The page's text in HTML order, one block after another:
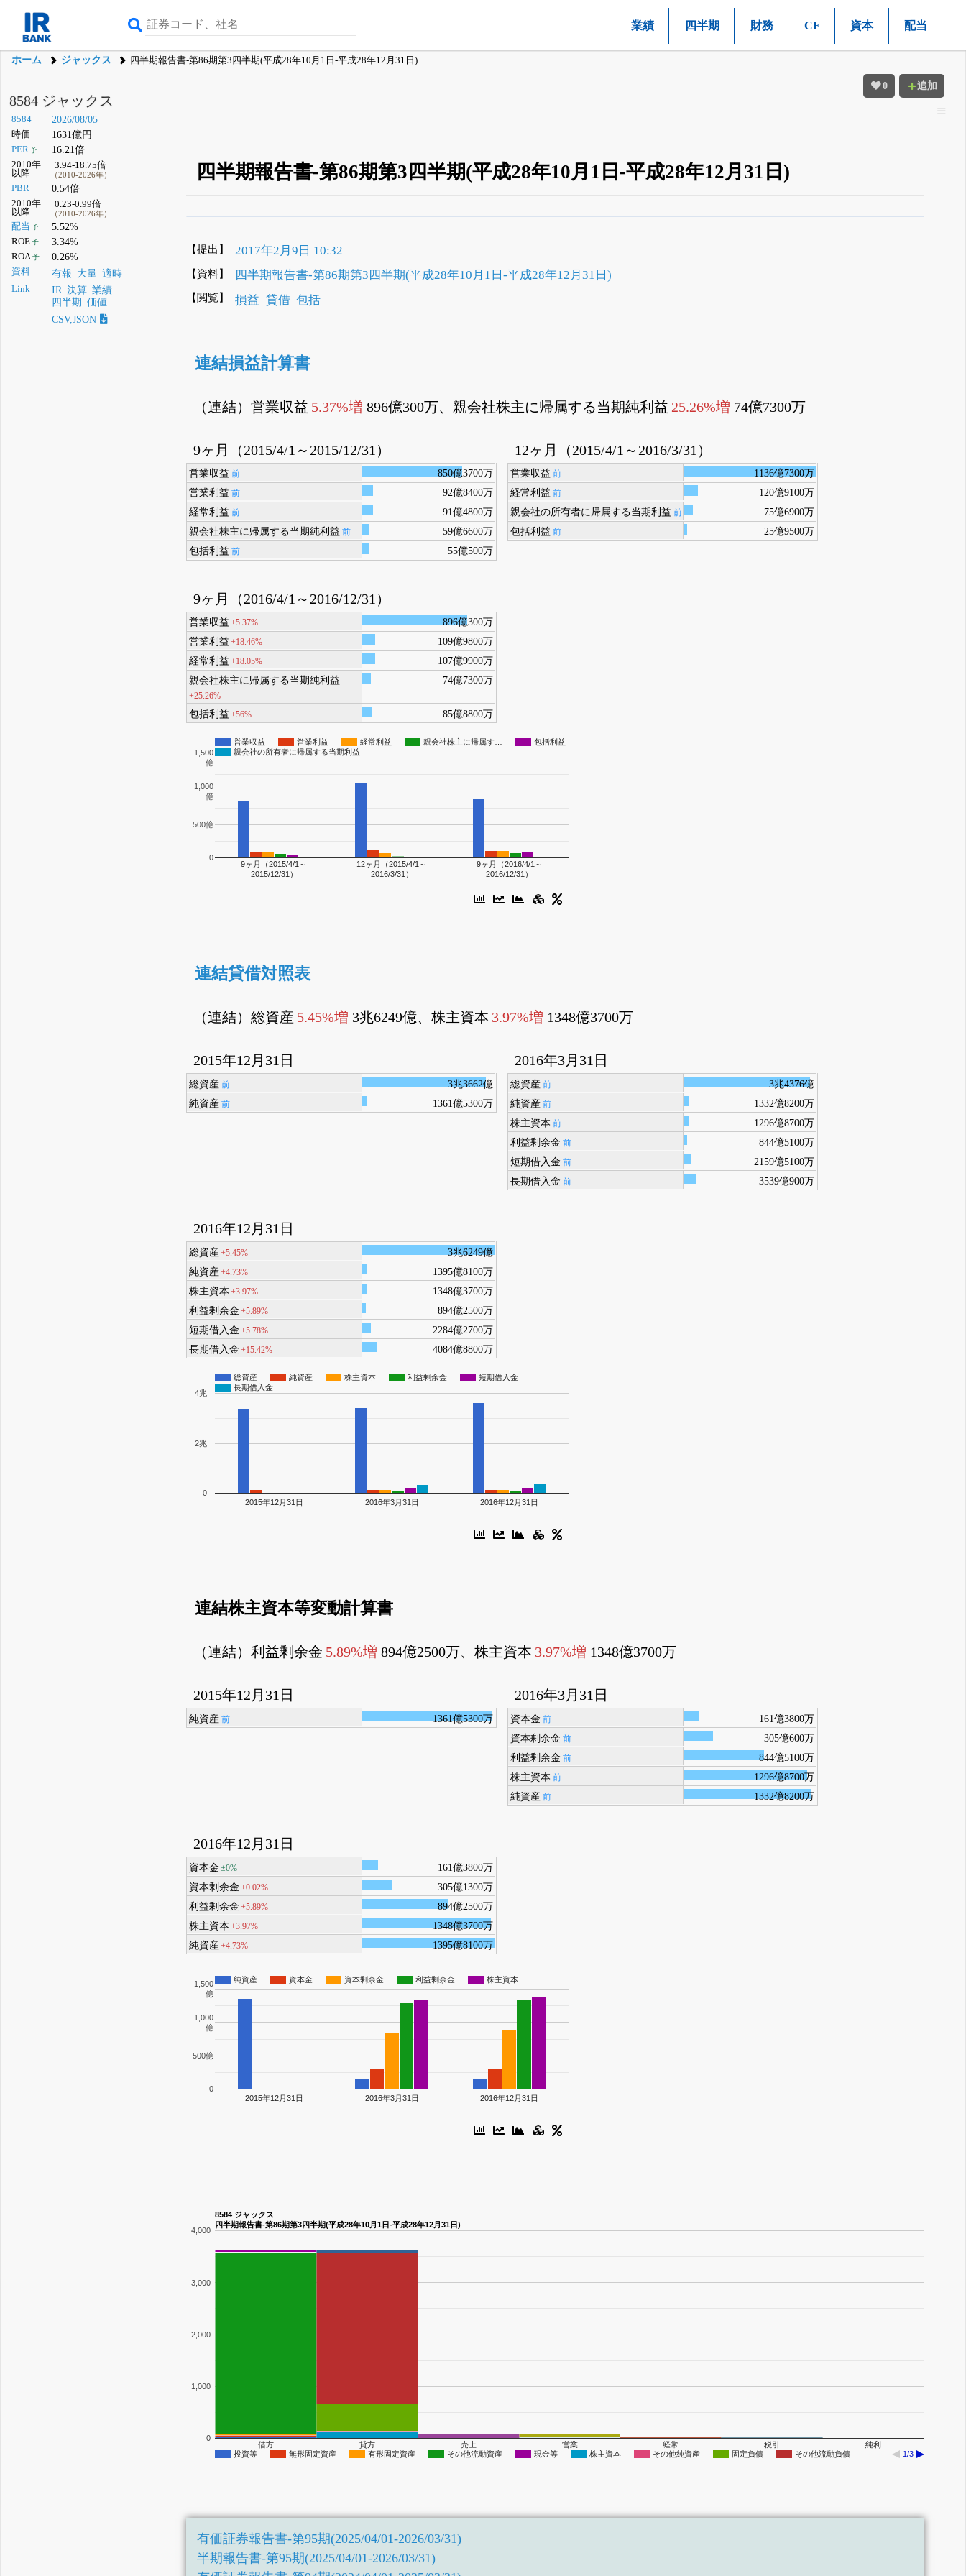
業績 四半期 財務 CF 資本 配当
ホーム ジャックス 四半期報告書-第86期第3四半期(平成28年10月1日-平成28年12月31日)
0 追加
8584 ジャックス
8584 2026/08/05
時価 1631億円
PER予 16.21倍
2010年
以降
3.94-18.75倍
（2010-2026年）
PBR 0.54倍
2010年
以降
0.23-0.99倍
（2010-2026年）
配当 予 5.52%
ROE予 3.34%
ROA予 0.26%
資料 有報 大量 適時
Link IR 決算 業績
四半期
価値
CSV,JSON
四半期報告書-第86期第3四半期(平成28年10月1日-平成28年12月31日)
無料でβ版をはじめる
登録すると永久30%OFFと米株版の先行利用も付きます
【提出】 2017年2月9日 10:32
【資料】 四半期報告書-第86期第3四半期(平成28年10月1日-平成28年12月31日)
【閲覧】 損益 貸借 包括
連結損益計算書
（連結）営業収益 5.37%増 896億300万、親会社株主に帰属する当期純利益 25.26%増 74億7300万
9ヶ月（2015/4/1～2015/12/31）
営業収益 前
850億3700万
営業利益 前
92億8400万
経常利益 前
91億4800万
親会社株主に帰属する当期純利益 前
59億6600万
包括利益 前 55億500万
12ヶ月（2015/4/1～2016/3/31）
営業収益 前
1136億7300万
経常利益 前
120億9100万
親会社の所有者に帰属する当期利益 前
75億6900万
包括利益 前 25億9500万
9ヶ月（2016/4/1～2016/12/31）
営業収益 +5.37%
896億300万
営業利益 +18.46%
109億9800万
経常利益 +18.05%
107億9900万
親会社株主に帰属する当期純利益
+25.26%
74億7300万
包括利益 +56% 85億8800万
営業収益 営業利益 経常利益 親会社株主に帰属す… 包括利益
親会社の所有者に帰属する当期利益
9ヶ月（2015/4/1～
2015/12/31）
12ヶ月（2015/4/1～
2016/3/31）
9ヶ月（2016/4/1～
2016/12/31）
0
500億
1,000
億
1,500
億
連結貸借対照表
（連結）総資産 5.45%増 3兆6249億、株主資本 3.97%増 1348億3700万
2015年12月31日
総資産 前
3兆3662億
純資産 前 1361億5300万
2016年3月31日
総資産 前
3兆4376億
純資産 前
1332億8200万
株主資本 前
1296億8700万
利益剰余金 前
844億5100万
短期借入金 前
2159億5100万
長期借入金 前 3539億900万
2016年12月31日
総資産+5.45%
3兆6249億
純資産+4.73%
1395億8100万
株主資本 +3.97%
1348億3700万
利益剰余金 +5.89%
894億2500万
短期借入金 +5.78%
2284億2700万
長期借入金 +15.42% 4084億8800万
総資産 純資産 株主資本 利益剰余金
短期借入金
長期借入金
2015年12月31日 2016年3月31日 2016年12月31日
0
2兆
4兆
連結株主資本等変動計算書
（連結）利益剰余金 5.89%増 894億2500万、株主資本 3.97%増 1348億3700万
2015年12月31日
純資産 前 1361億5300万
2016年3月31日
資本金 前
161億3800万
資本剰余金 前
305億600万
利益剰余金 前
844億5100万
株主資本 前
1296億8700万
純資産 前 1332億8200万
2016年12月31日
資本金 ±0%
161億3800万
資本剰余金 +0.02%
305億1300万
利益剰余金 +5.89%
894億2500万
株主資本 +3.97%
1348億3700万
純資産+4.73% 1395億8100万
純資産 資本金 資本剰余金 利益剰余金 株主資本
2015年12月31日 2016年3月31日 2016年12月31日
0
500億
1,000
億
1,500
億
8584 ジャックス
四半期報告書-第86期第3四半期(平成28年10月1日-平成28年12月31日)
投資等 無形固定資産 有形固定資産 その他流動資産 現金等 株主資本 その他純資産 固定負債 その他流動負債 1/3
借方 貸方 売上 営業 経常 税引 純利
0
1,000
2,000
3,000
4,000
有価証券報告書-第95期(2025/04/01-2026/03/31)
半期報告書-第95期(2025/04/01-2026/03/31)